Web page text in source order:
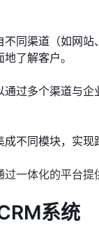
不同渠道（如网
了解客户。
通过多个渠道与
成不同模块，实现
一体化的平台
系统